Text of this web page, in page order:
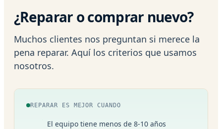
¿Reparar o comprar nuevo?
Muchos clientes nos preguntan si merece la
pena reparar. Aquí los criterios que usamos
nosotros.
REPARAR ES MEJOR CUANDO
El equipo tiene menos de 8-10 años